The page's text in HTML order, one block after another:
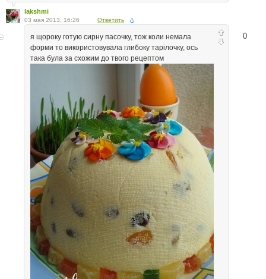
lakshmi
03 мая 2013, 16:26 Ответить
0
я щороку готую сирну пасочку, тож коли немала
форми то використовувала глибоку тарілочку, ось
така була за схожим до твого рецептом